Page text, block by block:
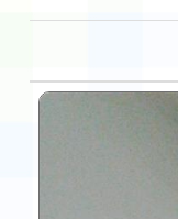
共學
習海
教育
報
淨零
檢